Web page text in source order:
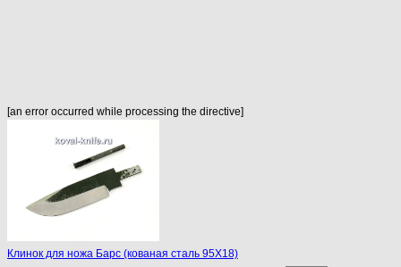
[an error occurred while processing the directive]
Клинок для ножа Барс (кованая сталь 95Х18)